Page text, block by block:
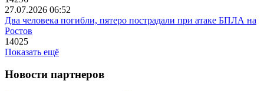
27.07.2026 06:52
Два человека погибли, пятеро пострадали при атаке БПЛА на
Ростов
14025
Показать ещё
Новости партнеров